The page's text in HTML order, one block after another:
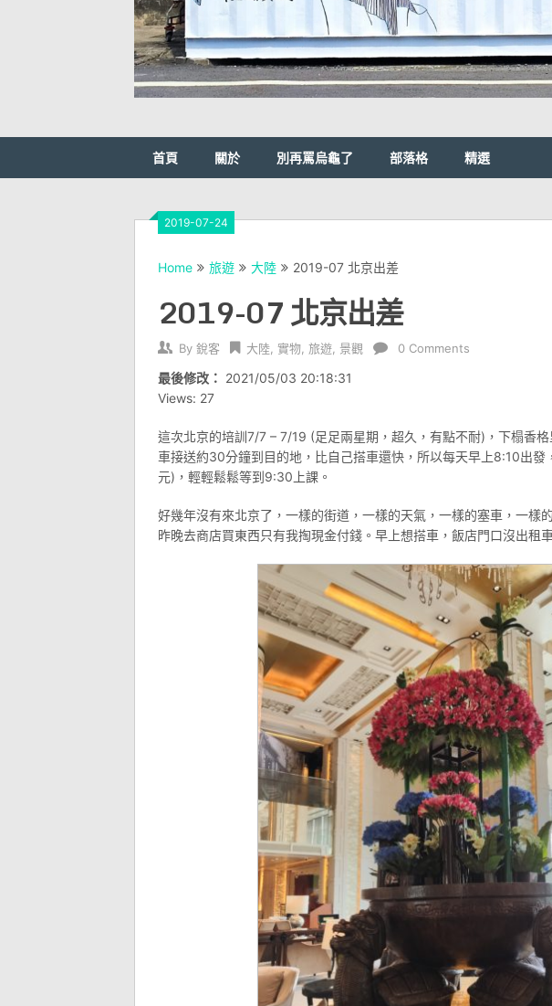
首頁 關於 別再罵烏龜了 部落格 精選
2019-07-24
Home 旅遊 大陸 2019-07 北京出差
2019-07 北京出差
By 銳客 大陸 實物 旅遊 景觀 0 Comments
最後修改： 2021/05/03 20:18:31
Views: 27
這次北京的培訓7/7 – 7/19 (足足兩星期，超久，有點不耐)，下榻香
車接送約30分鐘到目的地，比自己搭車還快，所以每天早上8:10出發
元)，輕輕鬆鬆等到9:30上課。
好幾年沒有來北京了，一樣的街道，一樣的天氣，一樣的塞車，一樣
昨晚去商店買東西只有我掏現金付錢。早上想搭車，飯店門口沒出租